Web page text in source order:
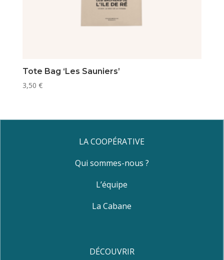
Tote Bag ‘Les Sauniers’
3,50 €
LA COOPÉRATIVE
Qui sommes-nous ?
L’équipe
La Cabane
DÉCOUVRIR